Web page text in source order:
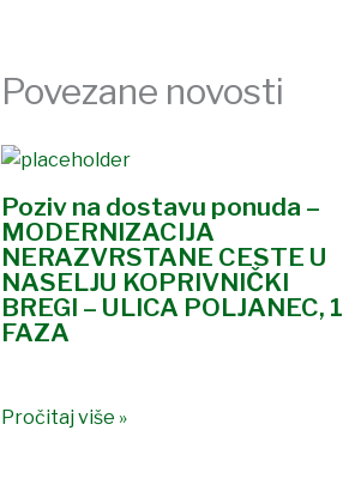
Povezane novosti
Poziv na dostavu ponuda –
MODERNIZACIJA
NERAZVRSTANE CESTE U
NASELJU KOPRIVNIČKI
BREGI – ULICA POLJANEC,
FAZA
Pročitaj više »